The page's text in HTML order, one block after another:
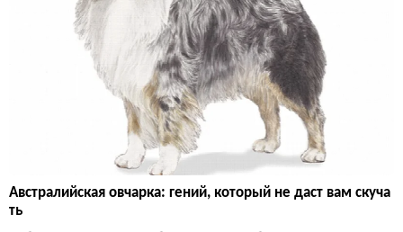
Австралийская овчарка: гений, который не даст вам скуча
ть